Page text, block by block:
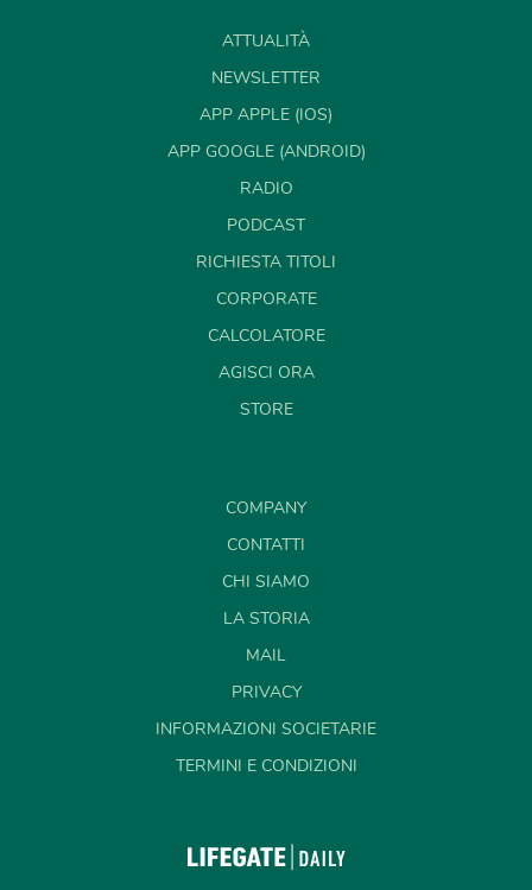
ATTUALITÀ
NEWSLETTER
APP APPLE (IOS)
APP GOOGLE (ANDROID)
RADIO
PODCAST
RICHIESTA TITOLI
CORPORATE
CALCOLATORE
AGISCI ORA
STORE
COMPANY
CONTATTI
CHI SIAMO
LA STORIA
MAIL
PRIVACY
INFORMAZIONI SOCIETARIE
TERMINI E CONDIZIONI